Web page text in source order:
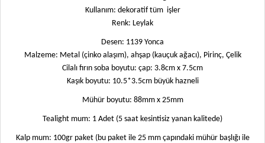
Kullanım: dekoratif tüm işler
Renk: Leylak
Desen: 1139 Yonca
Malzeme: Metal (çinko alaşım), ahşap (kauçuk ağacı), Pirinç, Çelik
Cilalı fırın soba boyutu: çap: 3.8cm x 7.5cm
Kaşık boyutu: 10.5*3.5cm büyük hazneli
Mühür boyutu: 88mm x 25mm
Tealight mum: 1 Adet (5 saat kesintisiz yanan kalitede)
Kalp mum: 100gr paket (bu paket ile 25 mm çapındaki mühür başlığı ile